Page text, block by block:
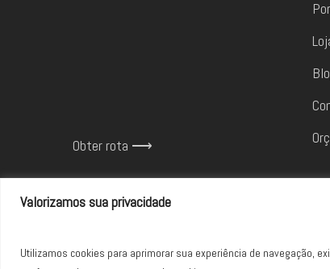
Valorizamos sua privacidade
Utilizamos cookies para aprimorar sua experiência de navegação,
Obter rota ⟶